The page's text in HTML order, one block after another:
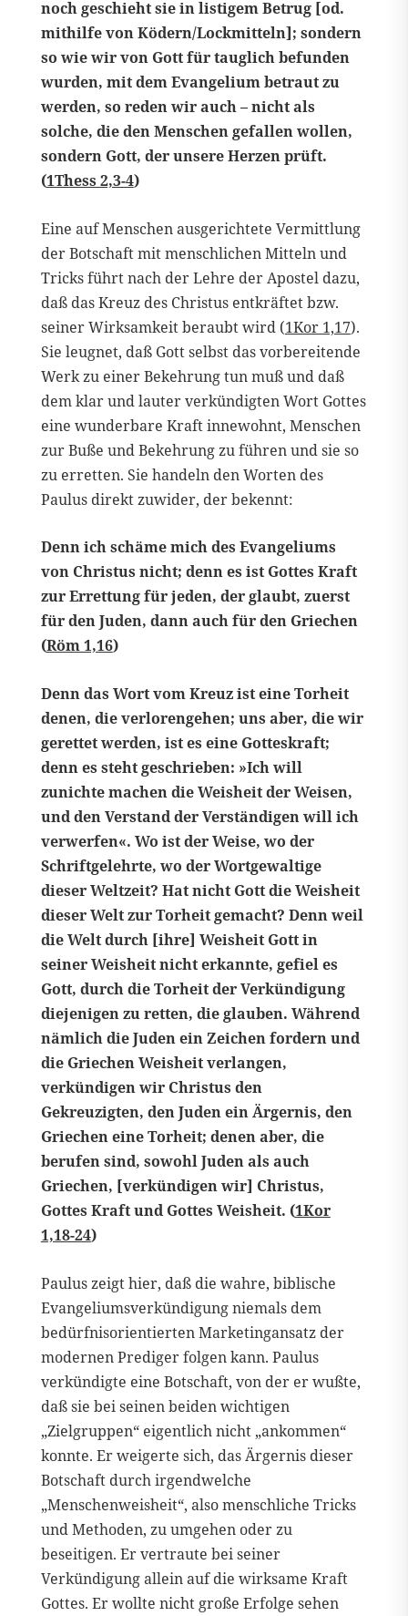
noch geschieht sie in listigem Betrug [od.
mithilfe von Ködern/Lockmitteln]; sondern
so wie wir von Gott für tauglich befunden
wurden, mit dem Evangelium betraut zu
werden, so reden wir auch – nicht als
solche, die den Menschen gefallen wollen,
sondern Gott, der unsere Herzen prüft.
(1Thess 2,3-4)
Eine auf Menschen ausgerichtete Vermittlung
der Botschaft mit menschlichen Mitteln und
Tricks führt nach der Lehre der Apostel dazu,
daß das Kreuz des Christus entkräftet bzw.
seiner Wirksamkeit beraubt wird (1Kor 1,17).
Sie leugnet, daß Gott selbst das vorbereitende
Werk zu einer Bekehrung tun muß und daß
dem klar und lauter verkündigten Wort Gottes
eine wunderbare Kraft innewohnt, Menschen
zur Buße und Bekehrung zu führen und sie so
zu erretten. Sie handeln den Worten des
Paulus direkt zuwider, der bekennt:
Denn ich schäme mich des Evangeliums
von Christus nicht; denn es ist Gottes Kraft
zur Errettung für jeden, der glaubt, zuerst
für den Juden, dann auch für den Griechen
(Röm 1,16)
Denn das Wort vom Kreuz ist eine Torheit
denen, die verlorengehen; uns aber, die wir
gerettet werden, ist es eine Gotteskraft;
denn es steht geschrieben: »Ich will
zunichte machen die Weisheit der Weisen,
und den Verstand der Verständigen will ich
verwerfen«. Wo ist der Weise, wo der
Schriftgelehrte, wo der Wortgewaltige
dieser Weltzeit? Hat nicht Gott die Weisheit
dieser Welt zur Torheit gemacht? Denn weil
die Welt durch [ihre] Weisheit Gott in
seiner Weisheit nicht erkannte, gefiel es
Gott, durch die Torheit der Verkündigung
diejenigen zu retten, die glauben. Während
nämlich die Juden ein Zeichen fordern und
die Griechen Weisheit verlangen,
verkündigen wir Christus den
Gekreuzigten, den Juden ein Ärgernis, den
Griechen eine Torheit; denen aber, die
berufen sind, sowohl Juden als auch
Griechen, [verkündigen wir] Christus,
Gottes Kraft und Gottes Weisheit. (1Kor
1,18-24)
Paulus zeigt hier, daß die wahre, biblische
Evangeliumsverkündigung niemals dem
bedürfnisorientierten Marketingansatz der
modernen Prediger folgen kann. Paulus
verkündigte eine Botschaft, von der er wußte,
daß sie bei seinen beiden wichtigen
„Zielgruppen“ eigentlich nicht „ankommen“
konnte. Er weigerte sich, das Ärgernis dieser
Botschaft durch irgendwelche
„Menschenweisheit“, also menschliche Tricks
und Methoden, zu umgehen oder zu
beseitigen. Er vertraute bei seiner
Verkündigung allein auf die wirksame Kraft
Gottes. Er wollte nicht große Erfolge sehen